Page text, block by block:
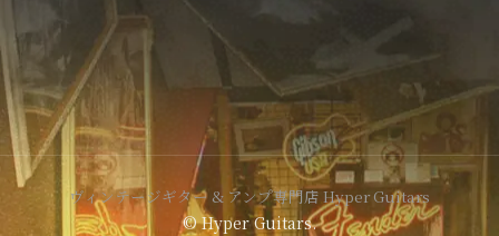
ヴィンテージギター & アンプ専門店 Hyper Guitars
© Hyper Guitars.